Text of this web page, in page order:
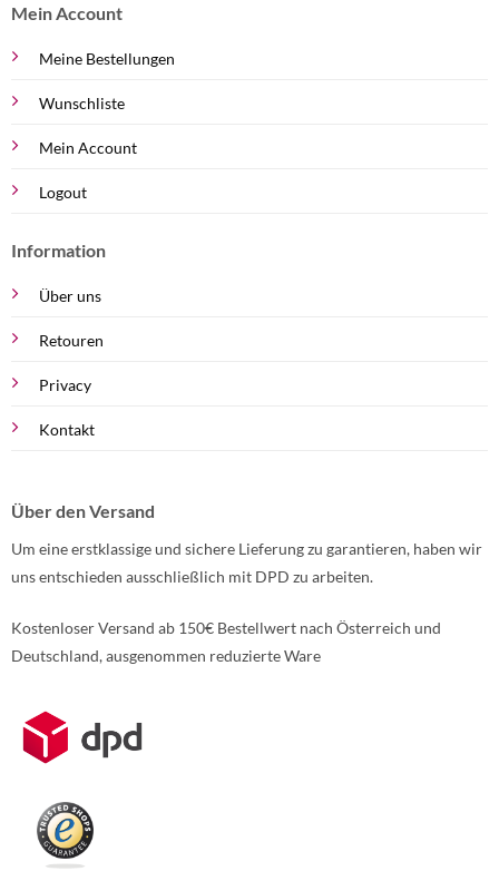
Mein Account
Meine Bestellungen
Wunschliste
Mein Account
Logout
Information
Über uns
Retouren
Privacy
Kontakt
Über den Versand
Um eine erstklassige und sichere Lieferung zu garantieren, haben wir
uns entschieden ausschließlich mit DPD zu arbeiten.
Kostenloser Versand ab 150€ Bestellwert nach Österreich und
Deutschland, ausgenommen reduzierte Ware
Weitere Informationen über den gesperrten Inhalt.